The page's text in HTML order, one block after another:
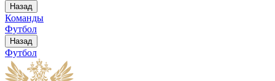
Назад
Команды
Футбол
Назад
Футбол